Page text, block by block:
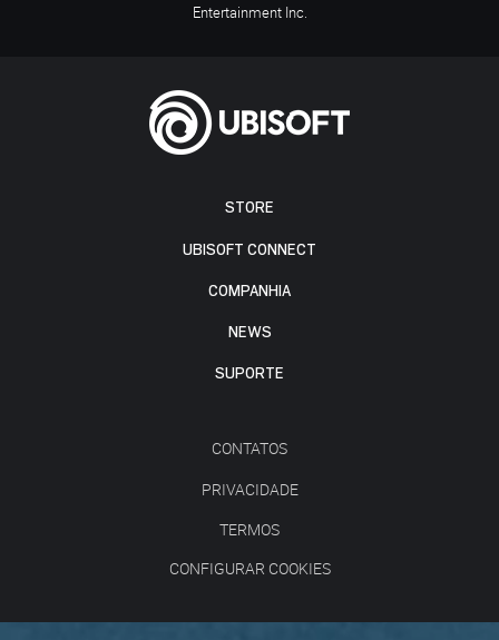
STORE
UBISOFT CONNECT
COMPANHIA
NEWS
SUPORTE
CONTATOS
PRIVACIDADE
TERMOS
CONFIGURAR COOKIES
Entertainment Inc.